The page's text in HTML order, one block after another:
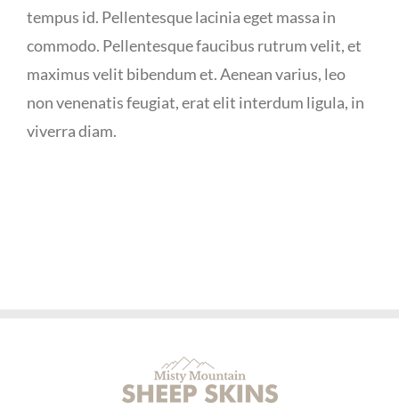
tempus id. Pellentesque lacinia eget massa in
commodo. Pellentesque faucibus rutrum velit, et
maximus velit bibendum et. Aenean varius, leo
non venenatis feugiat, erat elit interdum ligula, in
viverra diam.